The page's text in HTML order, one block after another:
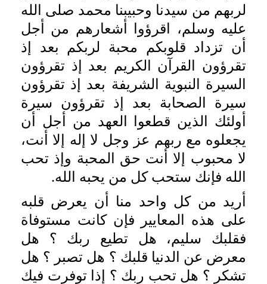
لربهم من سيدنا وحبيبنا محمد صلى الله
عليه وسلم، اقرؤوا أشعارهم من أجل
أن تزداد قلوبكم محبة لربكم بعد إذ
تقرؤون القرآن الكريم بعد إذ تقرؤون
السيرة النبوية الشريفة بعد إذ تقرؤون
سيرة الصحابة بعد إذ تقرؤون سيرة
أولئك الذين قطعوا العهد من أجل أن
يجعلوه مع ربهم عز وجل لا إله إلا أنت،
لا محبوب إلا أنت حق المحبة وإذ تحب
الله فإنك ستحب كل من يحبه الله.
أريد من كل واحد منا أن يعرض قلبه
على هذه المعايير فإن كانت مستوفاة
فقلبك سليم، هل تطيع ربك ؟ هل
معرض عن الدنيا قلبك ؟ هل تصبر ؟ هل
تشكر ؟ هل تحب ربك ؟ إذا توفرت فيك